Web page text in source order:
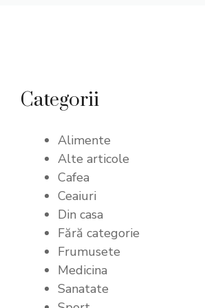
Categorii
Alimente
Alte articole
Cafea
Ceaiuri
Din casa
Fără categorie
Frumusete
Medicina
Sanatate